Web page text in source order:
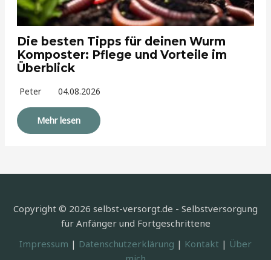
Die besten Tipps für deinen Wurm
Komposter: Pflege und Vorteile im
Überblick
Peter 04.08.2026
Mehr lesen
Copyright © 2026 selbst-versorgt.de - Selbstversorgung
für Anfänger und Fortgeschrittene
Impressum | Datenschutzerklärung | Kontakt | Über